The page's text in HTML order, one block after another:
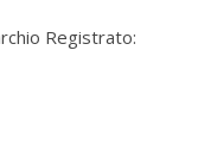
Registrato: